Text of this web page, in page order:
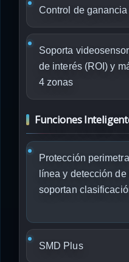
Control de
Soporta
de interés (ROI) y
4 zonas
Funciones
Protección
línea y detección
soportan
SMD Plus